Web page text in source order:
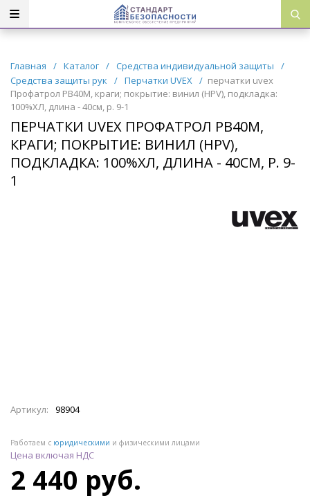
Главная / Каталог / Средства индивидуальной защиты
/
Средства защиты рук
/ Перчатки UVEX / перчатки uvex
Профатрол PB40M, краги; покрытие: винил (HPV), подкладка:
100%ХЛ, длина - 40см, р. 9-1
ПЕРЧАТКИ UVEX ПРОФАТРОЛ PB40M,
КРАГИ; ПОКРЫТИЕ: ВИНИЛ (HPV),
ПОДКЛАДКА: 100%ХЛ, ДЛИНА - 40СМ, Р. 9-
1
Артикул: 98904
Работаем с юридическими и физическими лицами
Цена включая НДС
2 440 руб.